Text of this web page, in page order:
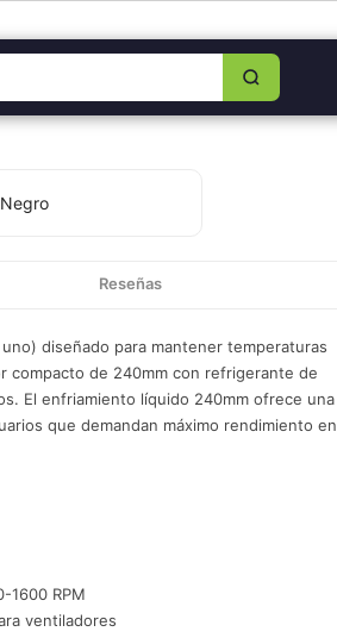
Reseñas
diseñado para mantener temperaturas
compacto de 240mm con refrigerante de
El enfriamiento líquido 240mm ofrece una
que demandan máximo rendimiento en
1600 RPM
ventiladores